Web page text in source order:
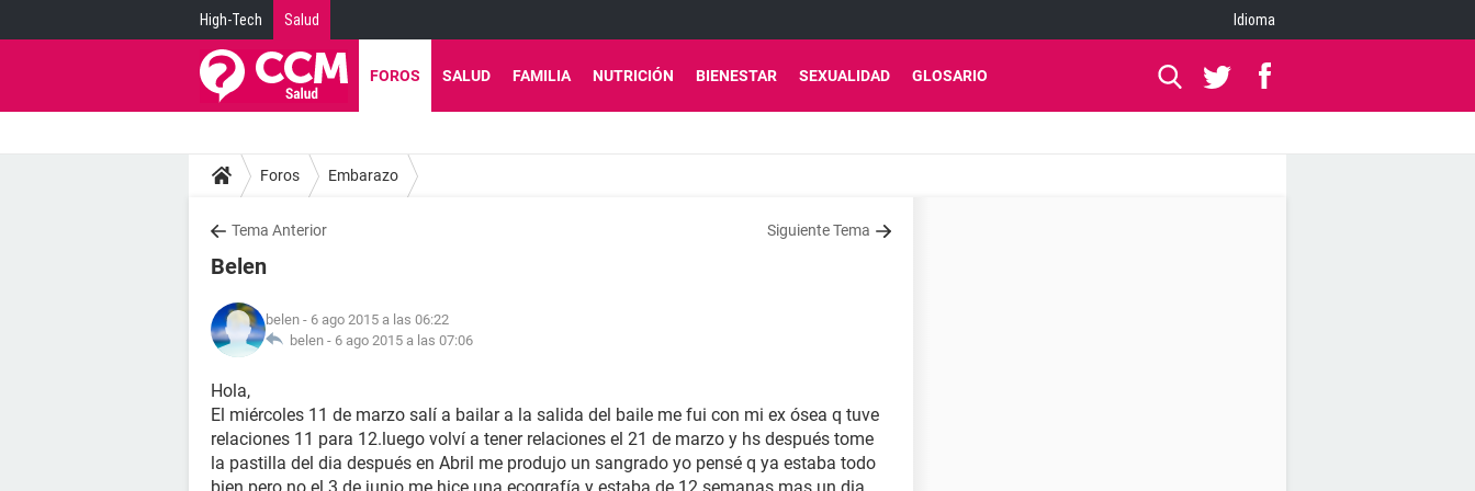
High-Tech Salud Idioma
FOROS SALUD FAMILIA NUTRICIÓN BIENESTAR SEXUALIDAD GLOSARIO
Foros Embarazo
Tema Anterior Siguiente Tema
Belen
belen - 6 ago 2015 a las 06:22
belen - 6 ago 2015 a las 07:06
Hola,
El miércoles 11 de marzo salí a bailar a la salida del baile me fui con mi ex ósea q tuve
relaciones 11 para 12.luego volví a tener relaciones el 21 de marzo y hs después tome
la pastilla del dia después en Abril me produjo un sangrado yo pensé q ya estaba todo